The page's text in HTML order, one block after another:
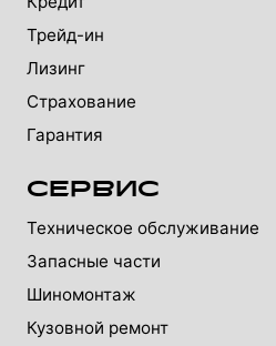
Трейд-ин
Лизинг
Страхование
Гарантия
СЕРВИС
Техническое обслуживание
Запасные части
Шиномонтаж
Кузовной ремонт